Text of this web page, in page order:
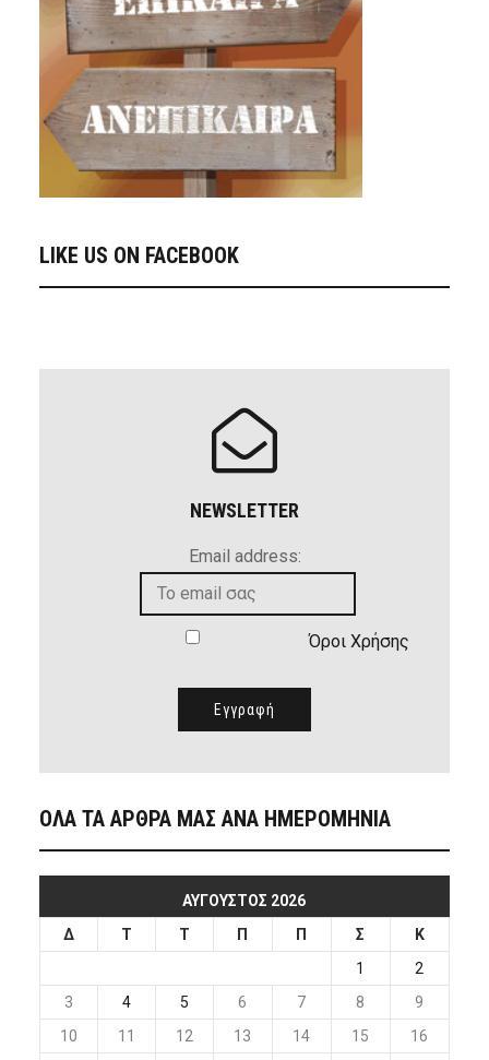
LIKE US ON FACEBOOK
NEWSLETTER
Email address:
Όροι Χρήσης
ΟΛΑ ΤΑ ΑΡΘΡΑ ΜΑΣ ΑΝΑ ΗΜΕΡΟΜΗΝΙΑ
ΑΎΓΟΥΣΤΟΣ 2026
Δ
Τ Τ Π Π Σ
Κ
1
2
3
4 5 6 7 8
9
10
11 12 13 14 15 16